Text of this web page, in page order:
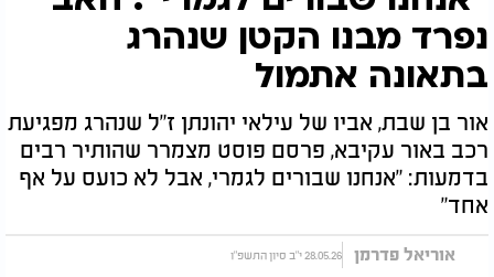
נפרד מבנו הקטן שנהרג
בתאונה אתמול
אור בן שבת, אביו של עילאי יהונתן ז"ל שנהרג מפגיעת
רכב באור עקיבא, פרסם פוסט מצמרר שהותיר רבים
בדמעות: "אנחנו שבורים לגמרי, אבל לא כועס על אף
אחד"
אוריאל פדרמן 28.05.26 י"ב סיון התשפ"ו